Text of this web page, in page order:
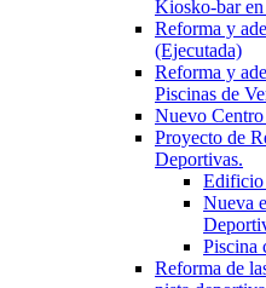
Kiosko-bar
Reforma y
(Ejecutada)
Reforma y
Piscinas de
Nuevo
Proyecto de
Deportivas.
Edificio
Nueva
Piscina
Reforma de